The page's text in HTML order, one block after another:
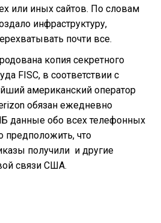
или иных сайтов. По словам
инфраструктуру,
почти все.
копия секретного
FISC, в соответствии с
американский оператор
обязан ежедневно
данные обо всех телефонных
предположить, что
получили и другие
связи США.